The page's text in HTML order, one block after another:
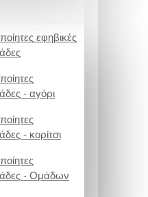
εφηβικές
- αγόρι
- κορίτσι
- Ομάδων